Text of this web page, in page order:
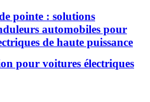
pointe : solutions
automobiles pour
de haute puissance​
pour voitures électriques